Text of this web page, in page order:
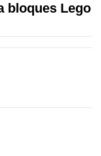
bloques Lego